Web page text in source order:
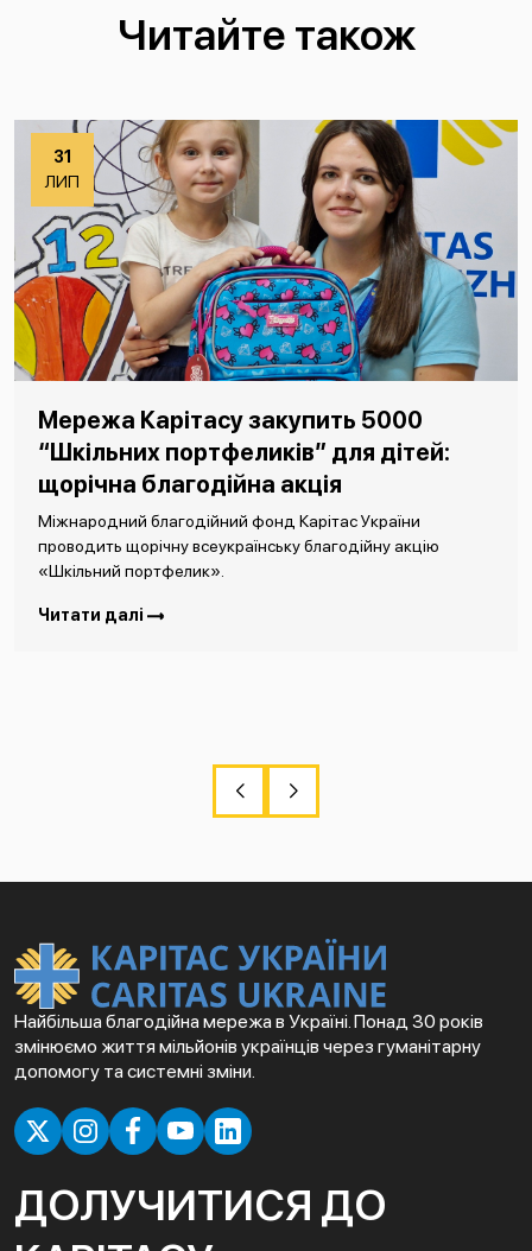
Читайте також
31
ЛИП
Мережа Карітасу закупить 5000
“Шкільних портфеликів” для дітей:
щорічна благодійна акція
Міжнародний благодійний фонд Карітас України
проводить щорічну всеукраїнську благодійну акцію
«Шкільний портфелик».
Читати далі
Найбільша благодійна мережа в Україні. Понад 30 років
змінюємо життя мільйонів українців через гуманітарну
допомогу та системні зміни.
ДОЛУЧИТИСЯ ДО